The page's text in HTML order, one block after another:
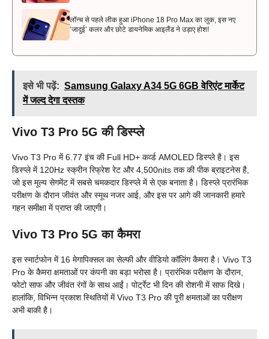
लॉन्च से पहले लीक हुआ iPhone 18 Pro Max का लुक, इस नए
‘जादुई’ कलर और छोटे डायनेमिक आइलैंड ने उड़ाए होश!
इसे भी पढ़ें: Samsung Galaxy A34 5G 6GB वेरिएंट मार्केट
में जल्द देगा दस्तक
Vivo T3 Pro 5G की डिस्प्ले
Vivo T3 Pro में 6.77 इंच की Full HD+ कर्व्ड AMOLED डिस्प्ले है। इस
डिस्प्ले में 120Hz स्क्रीन रिफ्रेश रेट और 4,500nits तक की पीक ब्राइटनेस है,
जो इस मूल्य सेगमेंट में सबसे चमकदार डिस्प्ले में से एक बनाता है। डिस्प्ले प्रारंभिक
परीक्षण के दौरान जीवंत और स्मूथ नजर आई, और इस पर आगे की जानकारी हमारे
गहन समीक्षा में प्राप्त की जाएगी।
Vivo T3 Pro 5G का कैमरा
इस स्मार्टफोन में 16 मेगापिक्सल का सेल्फी और वीडियो कॉलिंग कैमरा है। Vivo T3
Pro के कैमरा क्षमताओं पर कंपनी का बड़ा भरोसा है। प्रारंभिक परीक्षण के दौरान,
फोटो साफ और जीवंत रंगों के साथ आईं। पोर्ट्रेट भी दिन की रोशनी में साफ दिखे।
हालांकि, विभिन्न प्रकाश स्थितियों में Vivo T3 Pro की पूरी क्षमताओं का परीक्षण
अभी बाकी है।